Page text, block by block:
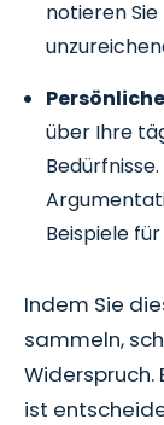
notieren
über Ihre
Beispiele
Indem Sie
sammeln,
ist